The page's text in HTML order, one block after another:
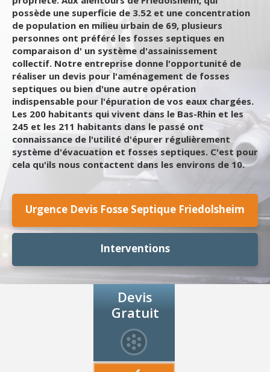
possède une superficie de 3.52 et une concentration
de population en milieu urbain de 69, plusieurs
personnes ont préféré les fosses septiques en
comparaison d' un système d'assainissement
collectif. Notre entreprise donne l'opportunité de
réaliser un devis pour l'aménagement de fosses
septiques ou bien d'une autre opération
indispensable pour l'épuration de vos eaux chargées.
Les 200 habitants qui vivent dans le Bas-Rhin et les
245 et les 211 habitants dans le passé ont
connaissance de l'utilité d'épurer régulièrement
système d'évacuation et fosses septiques. C'est pour
cela qu'ils nous contactent dans les environs de 10.
Urgence Devis Fosse Septique Friedolsheim
Interventions
Devis
Gratuit